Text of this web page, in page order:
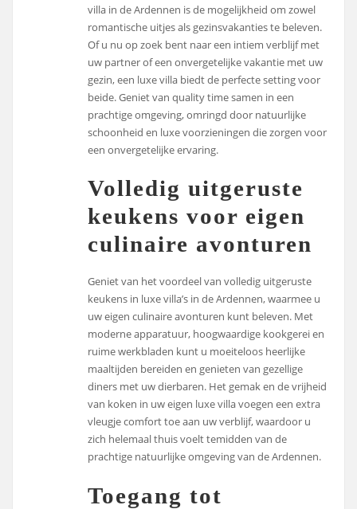
villa in de Ardennen is de mogelijkheid om zowel
romantische uitjes als gezinsvakanties te beleven.
Of u nu op zoek bent naar een intiem verblijf met
uw partner of een onvergetelijke vakantie met uw
gezin, een luxe villa biedt de perfecte setting voor
beide. Geniet van quality time samen in een
prachtige omgeving, omringd door natuurlijke
schoonheid en luxe voorzieningen die zorgen voor
een onvergetelijke ervaring.
Volledig uitgeruste
keukens voor eigen
culinaire avonturen
Geniet van het voordeel van volledig uitgeruste
keukens in luxe villa’s in de Ardennen, waarmee u
uw eigen culinaire avonturen kunt beleven. Met
moderne apparatuur, hoogwaardige kookgerei en
ruime werkbladen kunt u moeiteloos heerlijke
maaltijden bereiden en genieten van gezellige
diners met uw dierbaren. Het gemak en de vrijheid
van koken in uw eigen luxe villa voegen een extra
vleugje comfort toe aan uw verblijf, waardoor u
zich helemaal thuis voelt temidden van de
prachtige natuurlijke omgeving van de Ardennen.
Toegang tot